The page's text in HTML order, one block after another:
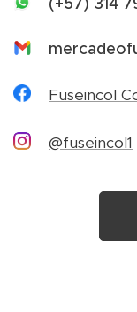
Fuseincol
@fuseincol1